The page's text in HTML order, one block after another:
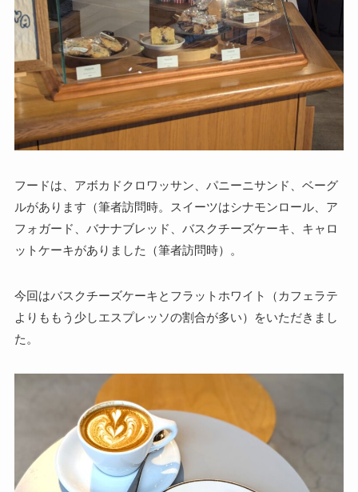
フードは、アボカドクロワッサン、パニーニサンド、ベーグ
ルがあります（筆者訪問時。スイーツはシナモンロール、ア
フォガード、バナナブレッド、バスクチーズケーキ、キャロ
ットケーキがありました（筆者訪問時）。
今回はバスクチーズケーキとフラットホワイト（カフェラテ
よりももう少しエスプレッソの割合が多い）をいただきまし
た。